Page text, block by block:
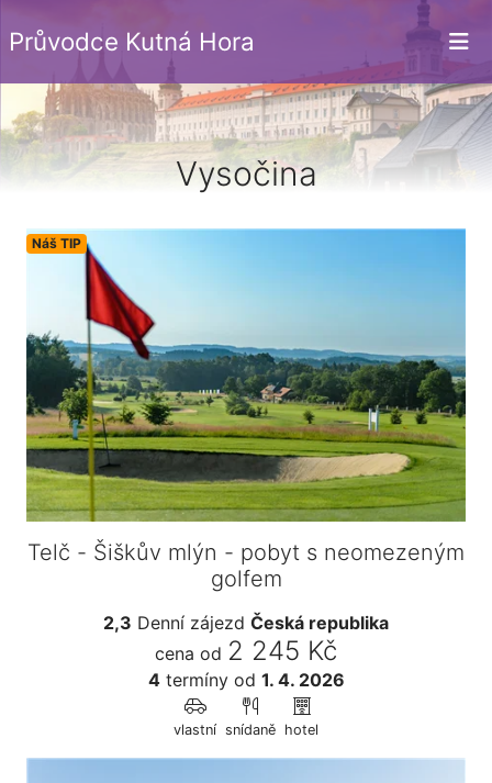
Průvodce Kutná Hora
Vysočina
Náš TIP
Telč - Šiškův mlýn - pobyt s neomezeným
golfem
2,3 Denní zájezd Česká republika
cena od 2 245 Kč
4termínyod 1. 4. 2026
vlastní snídaně hotel